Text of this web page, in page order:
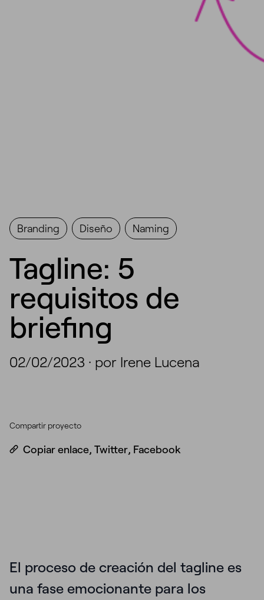
Branding Diseño Naming
Tagline: 5
requisitos de
briefing
02/02/2023 · por Irene Lucena
Compartir proyecto
Copiar enlace, Twitter, Facebook
El proceso de creación del tagline es
una fase emocionante para los